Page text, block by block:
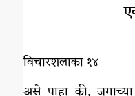
विचारशलाका १४